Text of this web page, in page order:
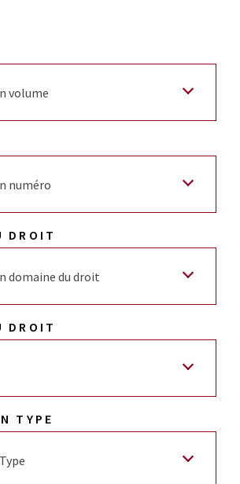
volume
numéro
DROIT
domaine du droit
DROIT
TYPE